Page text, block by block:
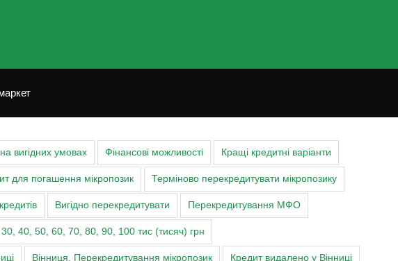
вигідних умовах Фінансові можливості Кращі кредитні варіанти
для погашення мікропозик Терміново перекредитувати мікропозику
Вигідно перекредитувати Перекредитування МФО
30, 40, 50, 60, 70, 80, 90, 100 тис (тисяч) грн
Вінниця. Перекредитування мікропозик Кредит видалено у Вінниці